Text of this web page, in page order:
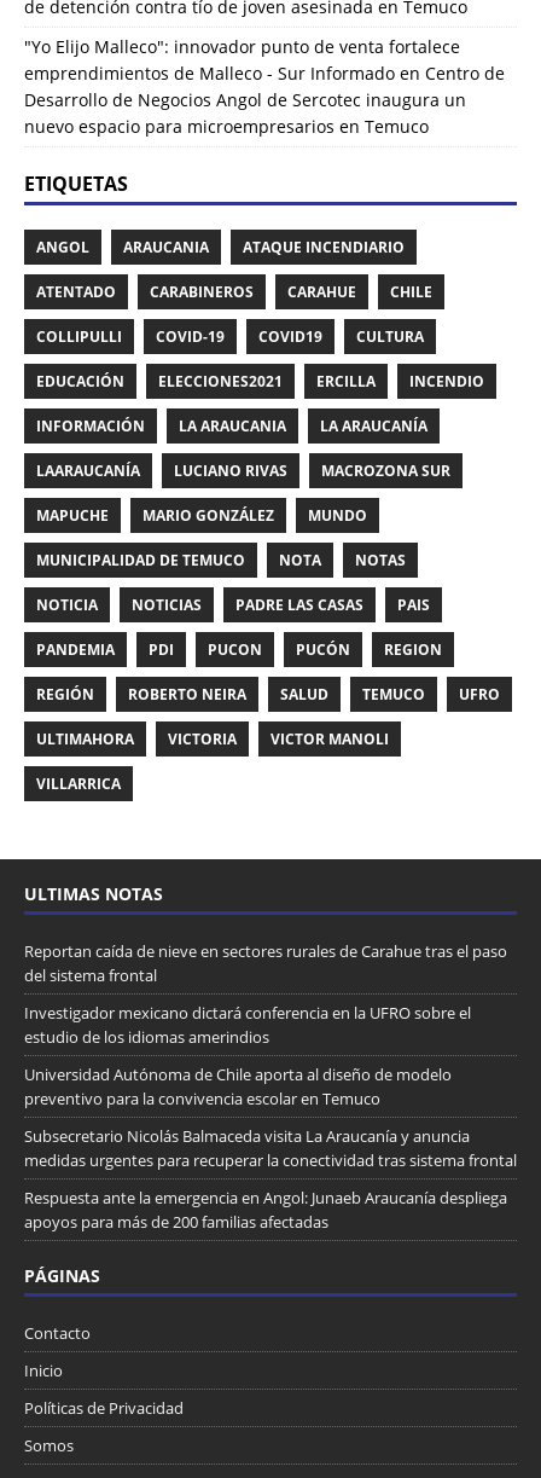
de detención contra tío de joven asesinada en Temuco
"Yo Elijo Malleco": innovador punto de venta fortalece
emprendimientos de Malleco - Sur Informado en Centro de
Desarrollo de Negocios Angol de Sercotec inaugura un
nuevo espacio para microempresarios en Temuco
ETIQUETAS
ANGOL ARAUCANIA ATAQUE INCENDIARIO
ATENTADO CARABINEROS CARAHUE CHILE
COLLIPULLI COVID-19 COVID19 CULTURA
EDUCACIÓN ELECCIONES2021 ERCILLA INCENDIO
INFORMACIÓN LA ARAUCANIA LA ARAUCANÍA
LAARAUCANÍA LUCIANO RIVAS MACROZONA SUR
MAPUCHE MARIO GONZÁLEZ MUNDO
MUNICIPALIDAD DE TEMUCO NOTA NOTAS
NOTICIA NOTICIAS PADRE LAS CASAS PAIS
PANDEMIA PDI PUCON PUCÓN REGION
REGIÓN ROBERTO NEIRA SALUD TEMUCO UFRO
ULTIMAHORA VICTORIA VICTOR MANOLI
VILLARRICA
ULTIMAS NOTAS
Reportan caída de nieve en sectores rurales de Carahue tras el paso
del sistema frontal
Investigador mexicano dictará conferencia en la UFRO sobre el
estudio de los idiomas amerindios
Universidad Autónoma de Chile aporta al diseño de modelo
preventivo para la convivencia escolar en Temuco
Subsecretario Nicolás Balmaceda visita La Araucanía y anuncia
medidas urgentes para recuperar la conectividad tras sistema frontal
Respuesta ante la emergencia en Angol: Junaeb Araucanía despliega
apoyos para más de 200 familias afectadas
PÁGINAS
Contacto
Inicio
Políticas de Privacidad
Somos